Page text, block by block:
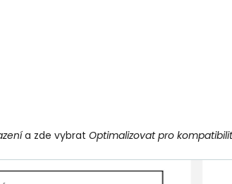
a zde vybrat Optimalizovat pro